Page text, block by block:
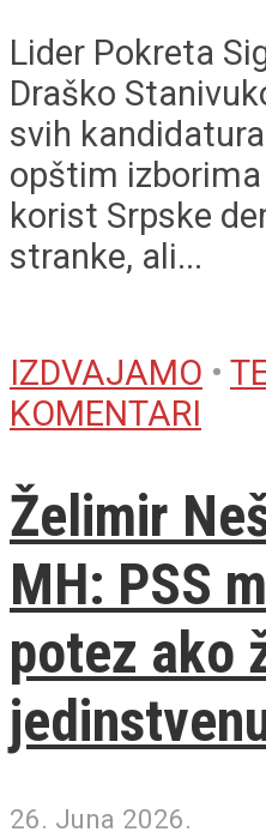
Lider Pokreta
Draško
svih
opštim
korist Srpske
stranke, ali...
IZDVAJAMO •
KOMENTARI
Želimir
MH: PSS
potez ako
26. Juna 2026.